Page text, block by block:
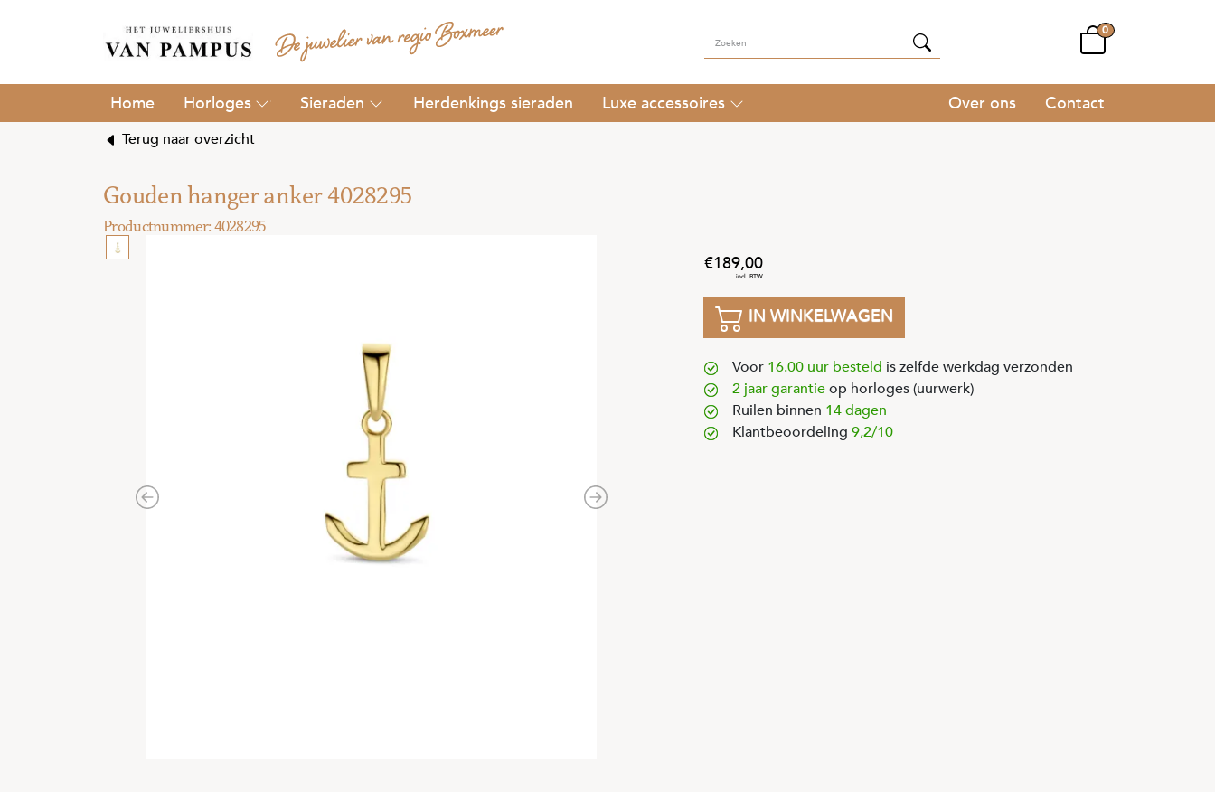
0
Horloges Sieraden Herdenkings sieraden Luxe accessoires Over ons Contact
Terug naar overzicht
Gouden hanger anker 4028295
Previous Next
189,00
IN WINKELWAGEN
Voor 16.00 uur besteld is zelfde werkdag verzonden
2 jaar garantieop horloges (uurwerk)
Ruilen binnen 14 dagen
Klantbeoordeling 9,2/10